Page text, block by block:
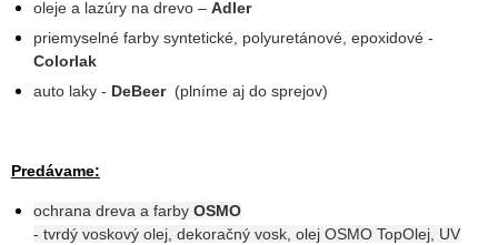
oleje a lazúry na drevo – Adler
priemyselné farby syntetické, polyuretánové, epoxidové -
Colorlak
auto laky - DeBeer (plníme aj do sprejov)
Predávame:
ochrana dreva a farby OSMO
- tvrdý voskový olej, dekoračný vosk, olej OSMO TopOlej, UV